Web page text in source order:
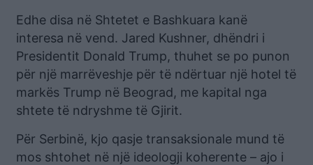
Edhe disa në Shtetet e Bashkuara kanë
interesa në vend. Jared Kushner, dhëndri i
Presidentit Donald Trump, thuhet se po punon
për një marrëveshje për të ndërtuar një hotel të
markës Trump në Beograd, me kapital nga
shtete të ndryshme të Gjirit.
Për Serbinë, kjo qasje transaksionale mund të
mos shtohet në një ideologji koherente – ajo i